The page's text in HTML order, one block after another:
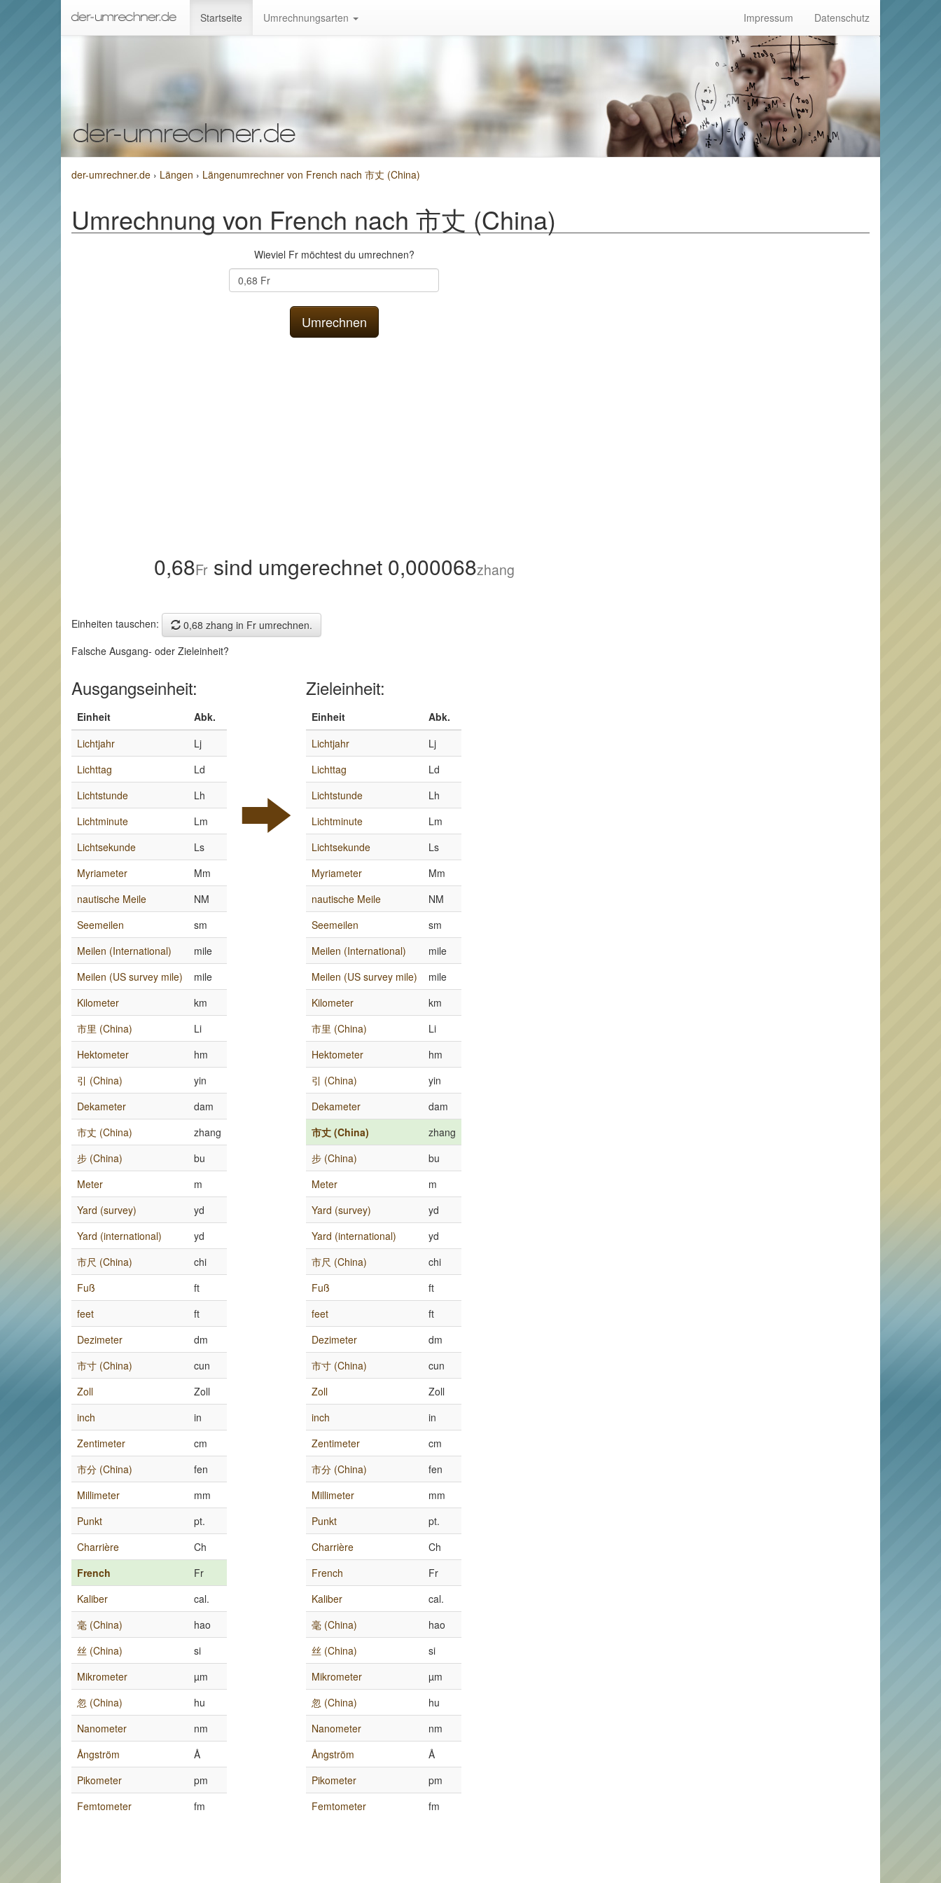
Startseite Umrechnungsarten Impressum Datenschutz
der-umrechner.de › Längen › Längenumrechner von French nach 市丈 (China)
Umrechnung von French nach 市丈 (China)
Wieviel Fr möchtest du umrechnen?
0,68Frsind umgerechnet 0,000068zhang
Einheiten tauschen:
0,68 zhang in Fr umrechnen.
Falsche Ausgang- oder Zieleinheit?
Ausgangseinheit:
Einheit
Abk.
Lichtjahr
Lj
Lichttag
Ld
Lichtstunde
Lh
Lichtminute
Lm
Lichtsekunde
Ls
Myriameter
Mm
nautische Meile
NM
Seemeilen
sm
Meilen (International)
mile
Meilen (US survey mile)
mile
Kilometer
km
市里 (China)
Li
Hektometer
hm
引 (China)
yin
Dekameter
dam
市丈 (China)
zhang
步 (China)
bu
Meter
m
Yard (survey)
yd
Yard (international)
yd
市尺 (China)
chi
Fuß
ft
feet
ft
Dezimeter
dm
市寸 (China)
cun
Zoll
Zoll
inch
in
Zentimeter
cm
市分 (China)
fen
Millimeter
mm
Punkt
pt.
Charrière
Ch
French
Fr
Kaliber
cal.
毫 (China)
hao
丝 (China)
si
Mikrometer
µm
忽 (China)
hu
Nanometer
nm
Ångström
Å
Pikometer
pm
Femtometer
fm
Zieleinheit:
Einheit
Abk.
Lichtjahr
Lj
Lichttag
Ld
Lichtstunde
Lh
Lichtminute
Lm
Lichtsekunde
Ls
Myriameter
Mm
nautische Meile
NM
Seemeilen
sm
Meilen (International)
mile
Meilen (US survey mile)
mile
Kilometer
km
市里 (China)
Li
Hektometer
hm
引 (China)
yin
Dekameter
dam
市丈 (China)
zhang
步 (China)
bu
Meter
m
Yard (survey)
yd
Yard (international)
yd
市尺 (China)
chi
Fuß
ft
feet
ft
Dezimeter
dm
市寸 (China)
cun
Zoll
Zoll
inch
in
Zentimeter
cm
市分 (China)
fen
Millimeter
mm
Punkt
pt.
Charrière
Ch
French
Fr
Kaliber
cal.
毫 (China)
hao
丝 (China)
si
Mikrometer
µm
忽 (China)
hu
Nanometer
nm
Ångström
Å
Pikometer
pm
Femtometer
fm